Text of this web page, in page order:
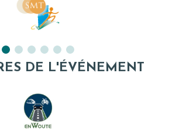
DE L'ÉVÉNEMENT